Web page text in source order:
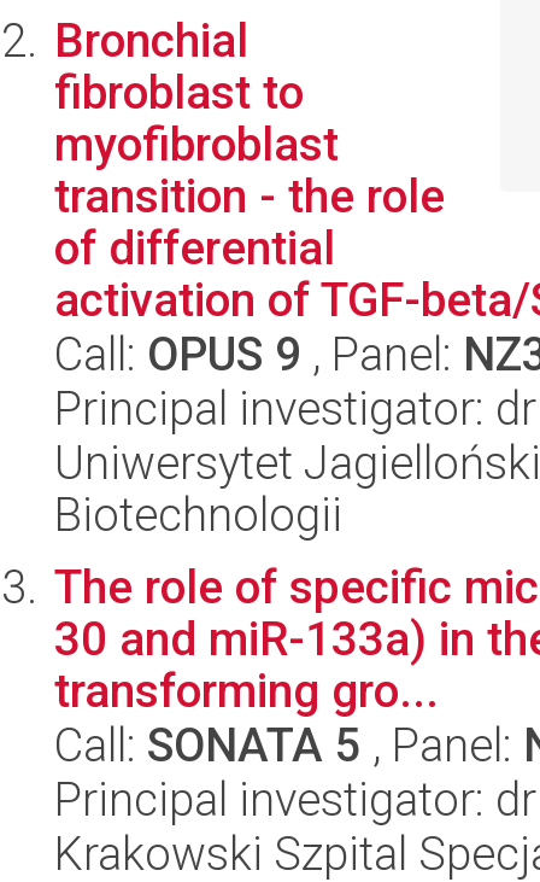
Bronchial
fibroblast to
myofibroblast
transition - the role
of differential
activation of TGF-
Call: OPUS 9 , Panel:
Principal investigator:
Uniwersytet
Biotechnologii
The role of specific
30 and miR-133a) in
transforming gro...
Call: SONATA 5 , Panel:
Principal investigator:
Krakowski Szpital